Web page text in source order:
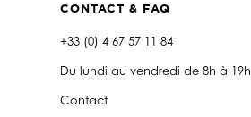
CONTACT & FAQ
+33 (0) 4 67 57 11 84
Du lundi au vendredi de 8h à 19h
Contact